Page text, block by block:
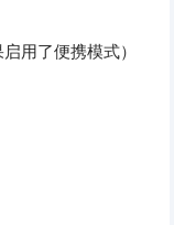
用了便携模式）